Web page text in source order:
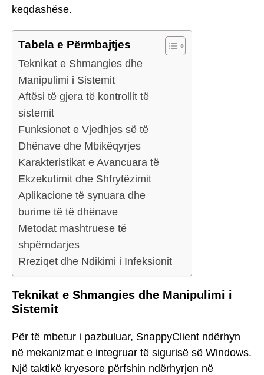
keqdashëse.
Tabela e Përmbajtjes
Teknikat e Shmangies dhe
Manipulimi i Sistemit
Aftësi të gjera të kontrollit të
sistemit
Funksionet e Vjedhjes së të
Dhënave dhe Mbikëqyrjes
Karakteristikat e Avancuara të
Ekzekutimit dhe Shfrytëzimit
Aplikacione të synuara dhe
burime të të dhënave
Metodat mashtruese të
shpërndarjes
Rreziqet dhe Ndikimi i Infeksionit
Teknikat e Shmangies dhe Manipulimi i
Sistemit
Për të mbetur i pazbuluar, SnappyClient ndërhyn
në mekanizmat e integruar të sigurisë së Windows.
Një taktikë kryesore përfshin ndërhyrjen në